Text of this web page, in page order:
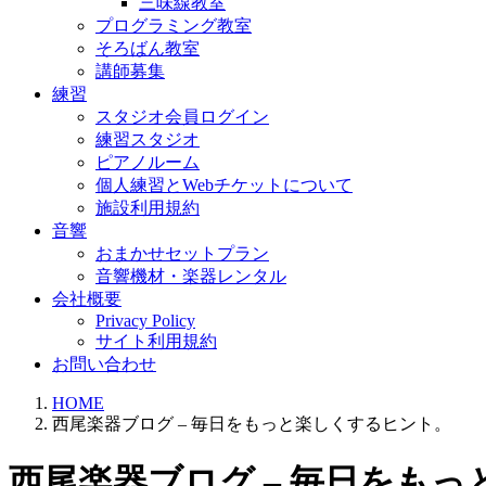
プログラミング教室
そろばん教室
講師募集
練習
スタジオ会員ログイン
練習スタジオ
ピアノルーム
個人練習とWebチケットについて
施設利用規約
音響
おまかせセットプラン
音響機材・楽器レンタル
会社概要
Privacy Policy
サイト利用規約
お問い合わせ
HOME
西尾楽器ブログ – 毎日をもっと楽しくするヒント。